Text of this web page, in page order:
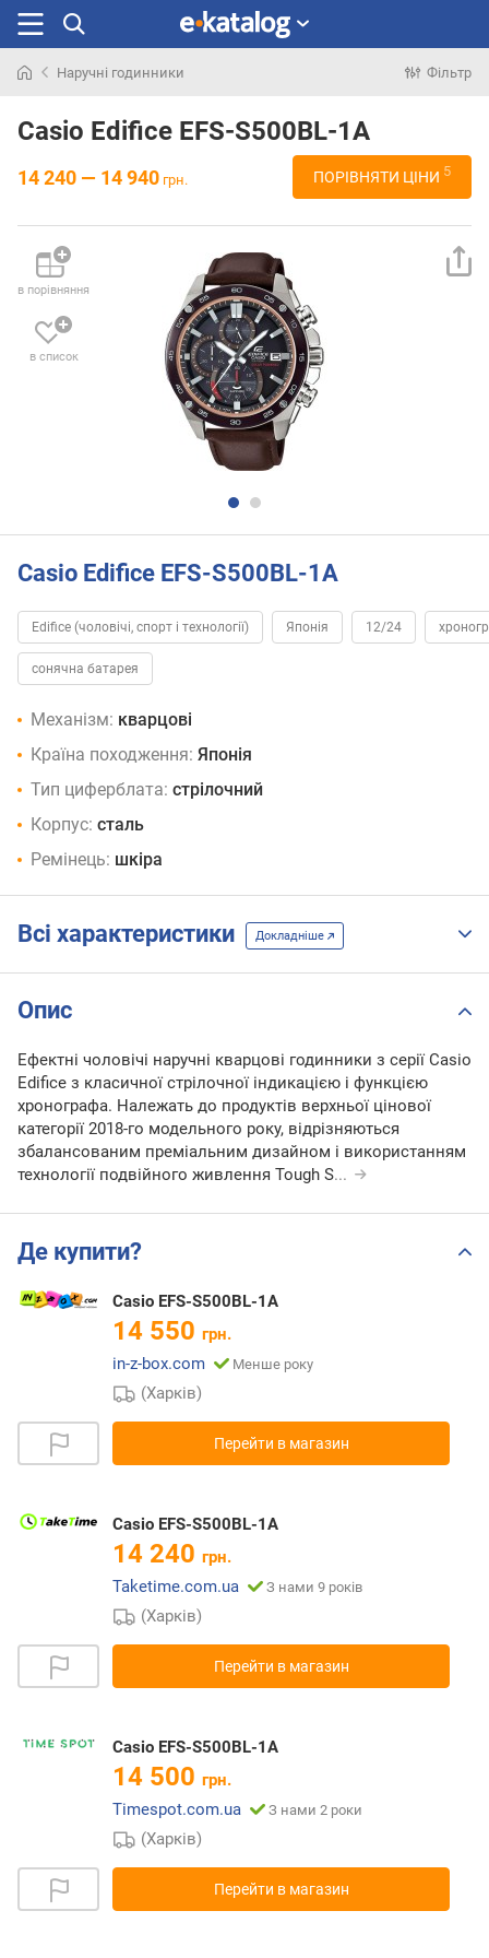
раніше
Наручні годинники Фільтр
Casio Edifice EFS-S500BL-1A
14 240 — 14 940 грн. ПОРІВНЯТИ ЦІНИ 5
в порівняння
в список
Casio Edifice EFS-S500BL-1A
Edifice (чоловічі, спорт і технології) Японія 12/24
сонячна батарея
Механізм: кварцові
Країна походження: Японія
Тип циферблата: стрілочний
Корпус: сталь
Ремінець: шкіра
Всі характеристики Докладніше
Опис
Ефектні чоловічі наручні кварцові годинники з серії Casio
Edifice з класичної стрілочної індикацією і функцією
хронографа. Належать до продуктів верхньої цінової
категорії 2018-го модельного року, відрізняються
збалансованим преміальним дизайном і використанням
технології подвійного живлення Tough S...
Де купити?
Casio EFS-S500BL-1A
14 550 грн.
in-z-box.com
Менше року
(Харків)
Перейти в магазин
Casio EFS-S500BL-1A
14 240 грн.
Taketime.com.ua
З нами 9 років
(Харків)
Перейти в магазин
Casio EFS-S500BL-1A
14 500 грн.
Timespot.com.ua
З нами 2 роки
(Харків)
Перейти в магазин